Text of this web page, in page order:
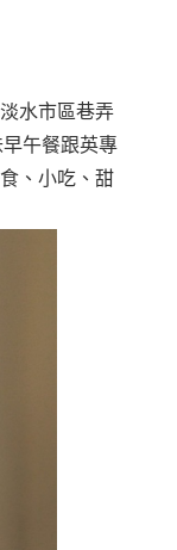
水市區巷弄
午餐跟英專
、小吃、甜